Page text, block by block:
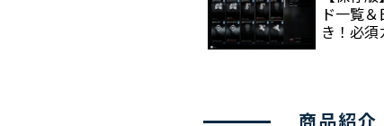
ド一覧
き！必須
商品紹介